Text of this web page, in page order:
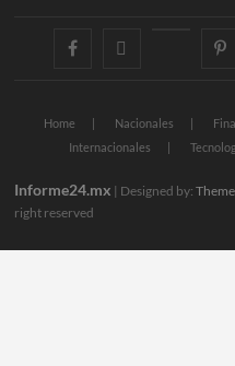
facebook
Home Nacionales
Internacionales
Informe24.mx | Designed by:
right reserved